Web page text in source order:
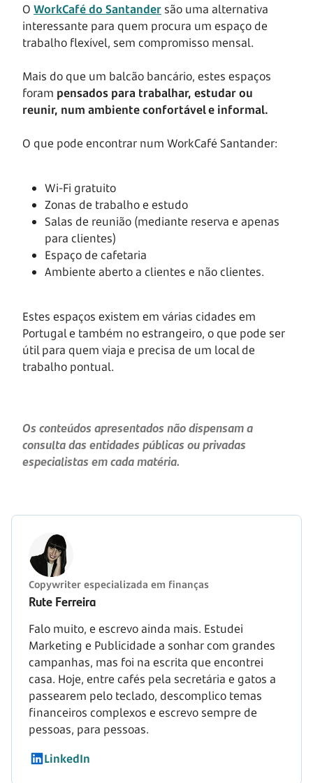
O WorkCafé do Santander são uma alternativa
interessante para quem procura um espaço de
trabalho flexível, sem compromisso mensal.
Mais do que um balcão bancário, estes espaços
foram pensados para trabalhar, estudar ou
reunir, num ambiente confortável e informal.
O que pode encontrar num WorkCafé Santander:
Wi-Fi gratuito
Zonas de trabalho e estudo
Salas de reunião (mediante reserva e apenas
para clientes)
Espaço de cafetaria
Ambiente aberto a clientes e não clientes.
Estes espaços existem em várias cidades em
Portugal e também no estrangeiro, o que pode ser
útil para quem viaja e precisa de um local de
trabalho pontual.
Os conteúdos apresentados não dispensam a
consulta das entidades públicas ou privadas
especialistas em cada matéria.
Copywriter especializada em finanças
Rute Ferreira
Falo muito, e escrevo ainda mais. Estudei
Marketing e Publicidade a sonhar com grandes
campanhas, mas foi na escrita que encontrei
casa. Hoje, entre cafés pela secretária e gatos a
passearem pelo teclado, descomplico temas
financeiros complexos e escrevo sempre de
pessoas, para pessoas.
LinkedIn